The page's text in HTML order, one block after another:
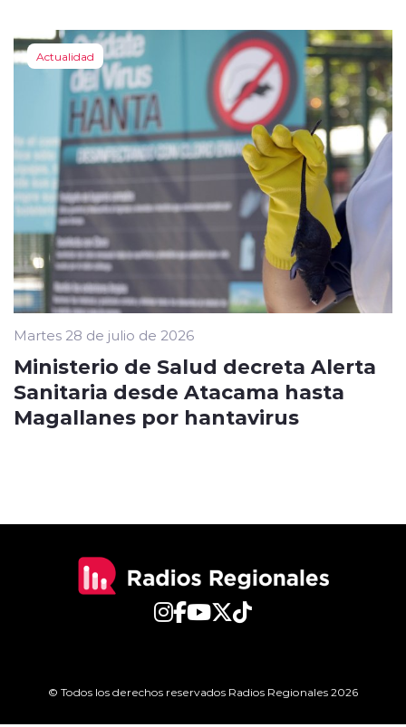
Actualidad
Martes 28 de julio de 2026
Ministerio de Salud decreta Alerta
Sanitaria desde Atacama hasta
Magallanes por hantavirus
© Todos los derechos reservados Radios Regionales 2026